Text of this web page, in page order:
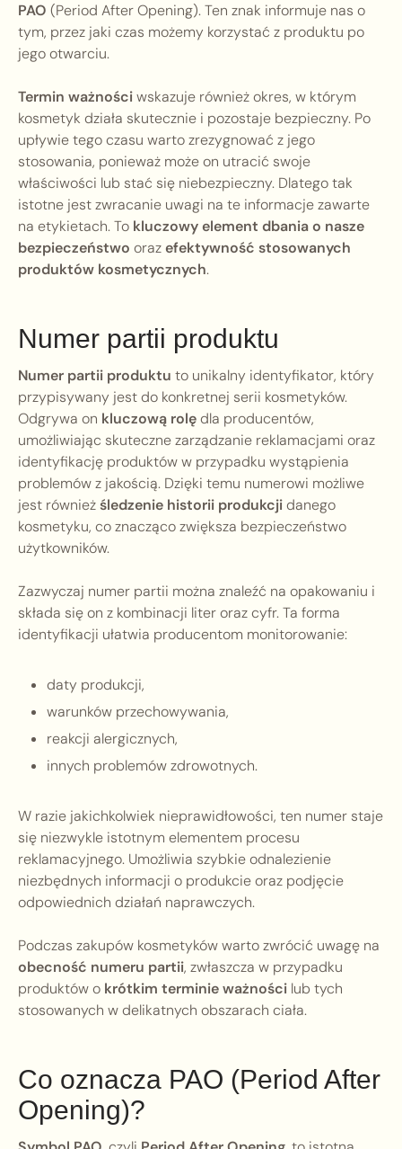
PAO (Period After Opening). Ten znak informuje nas o
tym, przez jaki czas możemy korzystać z produktu po
jego otwarciu.
Termin ważnościwskazuje również okres, w którym
kosmetyk działa skutecznie i pozostaje bezpieczny. Po
upływie tego czasu warto zrezygnować z jego
stosowania, ponieważ może on utracić swoje
właściwości lub stać się niebezpieczny. Dlatego tak
istotne jest zwracanie uwagi na te informacje zawarte
na etykietach. To kluczowy element dbania o nasze
bezpieczeństwo orazefektywność stosowanych
produktów kosmetycznych.
Numer partii produktu
Numer partii produktu to unikalny identyfikator, który
przypisywany jest do konkretnej serii kosmetyków.
Odgrywa on kluczową rolędla producentów,
umożliwiając skuteczne zarządzanie reklamacjami oraz
identyfikację produktów w przypadku wystąpienia
problemów z jakością. Dzięki temu numerowi możliwe
jest równieżśledzenie historii produkcjidanego
kosmetyku, co znacząco zwiększa bezpieczeństwo
użytkowników.
Zazwyczaj numer partii można znaleźć na opakowaniu i
składa się on z kombinacji liter oraz cyfr. Ta forma
identyfikacji ułatwia producentom monitorowanie:
daty produkcji,
warunków przechowywania,
reakcji alergicznych,
innych problemów zdrowotnych.
W razie jakichkolwiek nieprawidłowości, ten numer staje
się niezwykle istotnym elementem procesu
reklamacyjnego. Umożliwia szybkie odnalezienie
niezbędnych informacji o produkcie oraz podjęcie
odpowiednich działań naprawczych.
Podczas zakupów kosmetyków warto zwrócić uwagę na
obecność numeru partii, zwłaszcza w przypadku
produktów o krótkim terminie ważności lub tych
stosowanych w delikatnych obszarach ciała.
Co oznacza PAO (Period After
Opening)?